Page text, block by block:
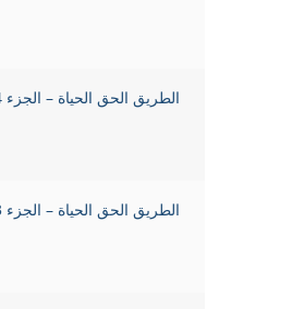
الطريق الحق الحياة – الجزء 4 The Way, The Truth, The Life – Part
الطريق الحق الحياة – الجزء 3 The Way, The Truth, The Life – Part